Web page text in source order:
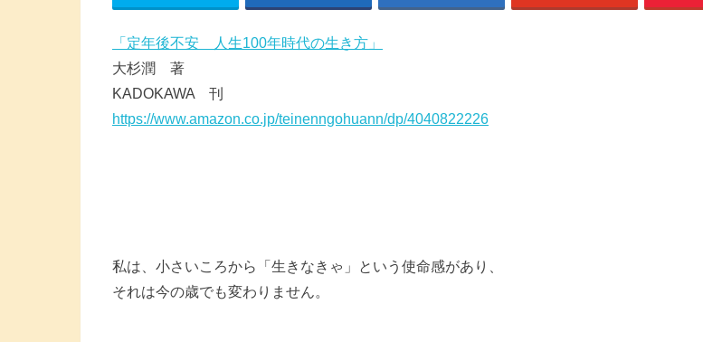
「定年後不安 人生100年時代の生き方」
大杉潤 著
KADOKAWA 刊
https://www.amazon.co.jp/teinenngohuann/dp/4040822226
私は、小さいころから「生きなきゃ」という使命感があり、
それは今の歳でも変わりません。